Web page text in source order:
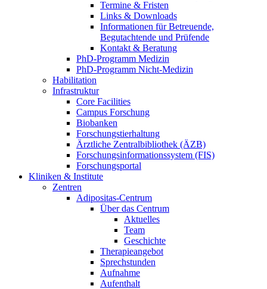
Termine & Fristen
Links & Downloads
Informationen für Betreuende,
Begutachtende und Prüfende
Kontakt & Beratung
PhD-Programm Medizin
PhD-Programm Nicht-Medizin
Habilitation
Infrastruktur
Core Facilities
Campus Forschung
Biobanken
Forschungstierhaltung
Ärztliche Zentralbibliothek (ÄZB)
Forschungsinformationssystem (FIS)
Forschungsportal
Kliniken & Institute
Zentren
Adipositas-Centrum
Über das Centrum
Aktuelles
Team
Geschichte
Therapieangebot
Sprechstunden
Aufnahme
Aufenthalt